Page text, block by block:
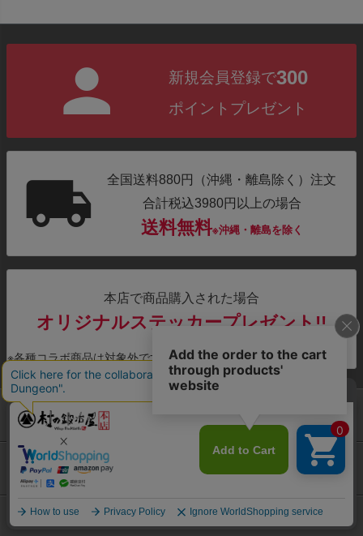
新規会員登録で300
ポイントプレゼント
全国送料880円（沖縄・離島除く）注文
合計税込3980円以上の場合
送料無料※沖縄・離島を除く
本店で商品購入された場合
オリジナルステッカープレゼント!!
※各種コラボ商品は対象外です。
配送・送料
返品・交換